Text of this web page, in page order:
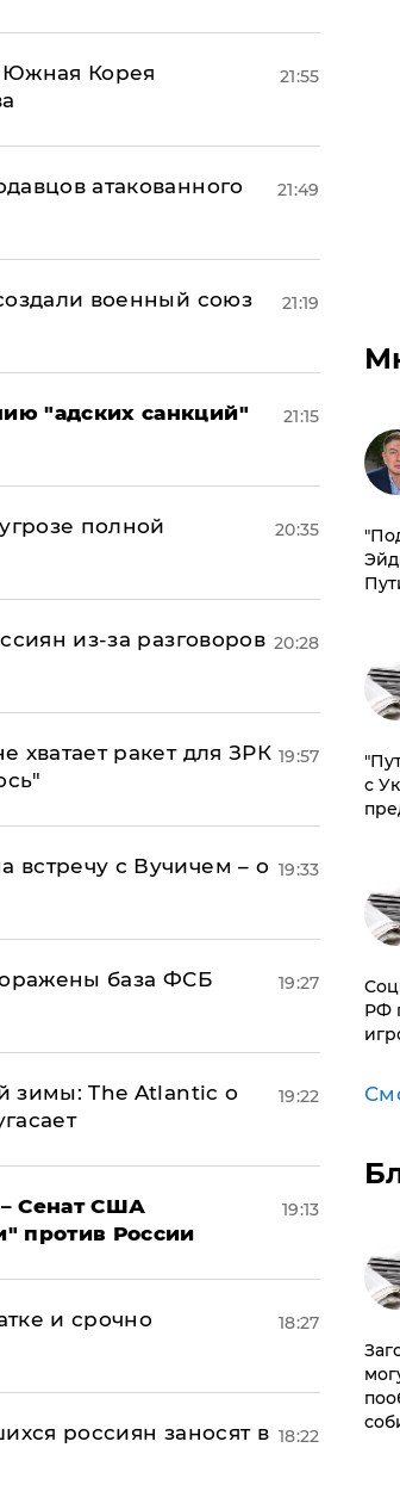
Южная Корея
21:55
атакованного
21:49
военный союз
21:19
"адских санкций"
21:15
полной
20:35
из-за разговоров 20:28
хватает ракет для ЗРК 19:57
с Вучичем – о 19:33
база ФСБ
19:27
зимы: The Atlantic о
19:22
Сенат США
против России
19:13
и срочно
18:27
россиян заносят в 18:22
с
РФ